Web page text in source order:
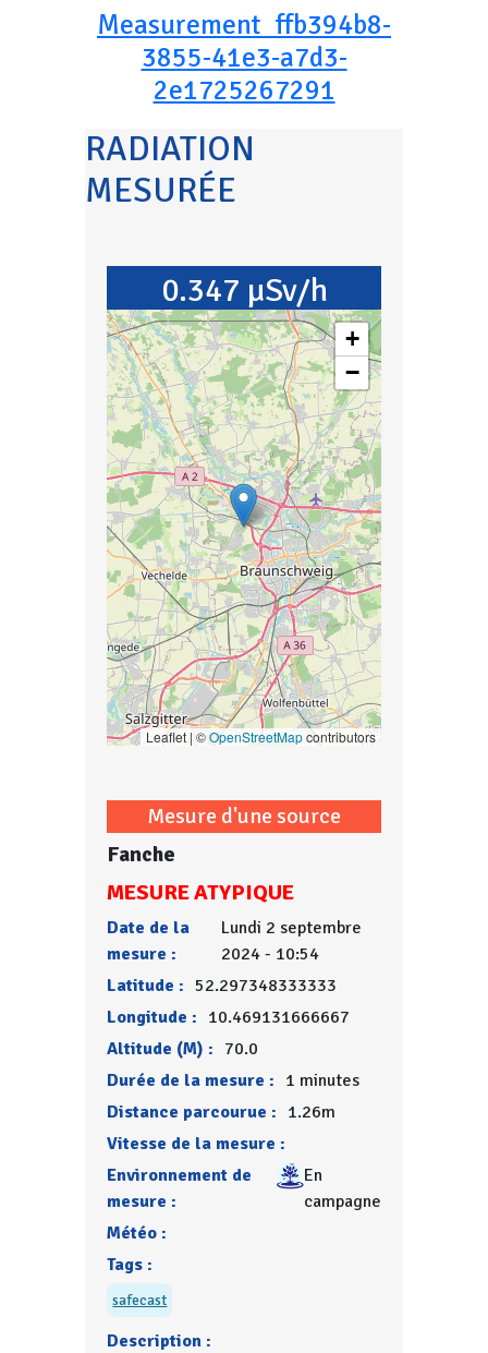
Measurement_ffb394b8-
3855-41e3-a7d3-
2e1725267291
RADIATION
MESURÉE
0.347 µSv/h
+
−
Leaflet | ©OpenStreetMapcontributors
Mesure d'une source
Fanche
MESURE ATYPIQUE
Date de la
mesure :
Lundi 2 septembre
2024 - 10:54
Latitude : 52.297348333333
Longitude : 10.469131666667
Altitude (M) : 70.0
Durée de la mesure : 1 minutes
Distance parcourue : 1.26m
Vitesse de la mesure :
Environnement de
mesure :
En
campagne
Météo :
Tags :
safecast
Description :